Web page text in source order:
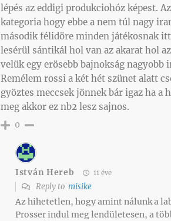
lépés az eddigi produkciohóz képest.
kategoria hogy ebbe a nem túl nagy
második félidöre minden játékosnak
lesérül sántikál hol van az akarat hol
velük egy erösebb bajnokság nagyobb
Remélem rossi a két hét szünet alatt
gyöztes meccsek jönnek bár igaz ha a
meg akkor ez nb2 lesz sajnos.
0
István Hereb 11 éve
Reply to misike
Az hihetetlen, hogy amint nálunk a
Prosser indul meg lendületesen, a